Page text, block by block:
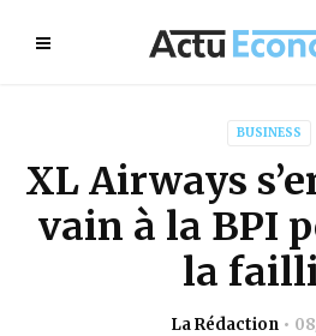
BUSINESS
XL Airways
vain à la BPI
la
La Rédaction